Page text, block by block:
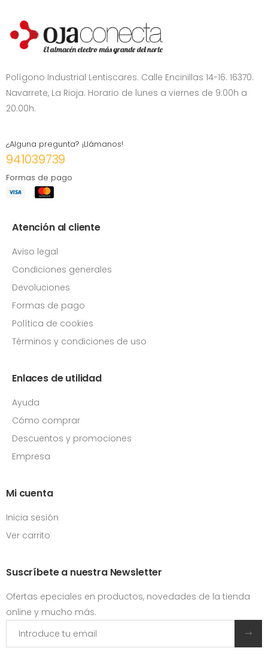
Polígono Industrial Lentiscares. Calle Encinillas 14-16. 16370.
Navarrete, La Rioja. Horario de lunes a viernes de 9:00h a
20:00h.
¿Alguna pregunta? ¡Llámanos!
941039739
Formas de pago
Atención al cliente
Aviso legal
Condiciones generales
Devoluciones
Formas de pago
Política de cookies
Términos y condiciones de uso
Enlaces de utilidad
Ayuda
Cómo comprar
Descuentos y promociones
Empresa
Mi cuenta
Inicia sesión
Ver carrito
Suscríbete a nuestra Newsletter
Ofertas epeciales en productos, novedades de la tienda
online y mucho más.